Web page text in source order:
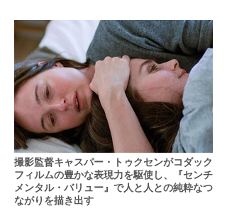
撮影監督キャスパー・トゥクセンがコダック
フィルムの豊かな表現力を駆使し、『センチ
メンタル・バリュー』で人と人との純粋なつ
ながりを描き出す